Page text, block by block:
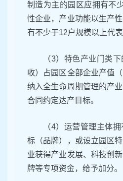
制造为主的园区应拥有不
性企业，产业功能以生产
有不少于12户规模以上代表
（3）特色产业门类
收）占园区全部企业产值
纳入全生命周期管理的产
合同约定达产目标。
（4）运营管理主体
标（品牌），或设立园区
业获得产业发展、科技创
牌等专项资金，给予加分。